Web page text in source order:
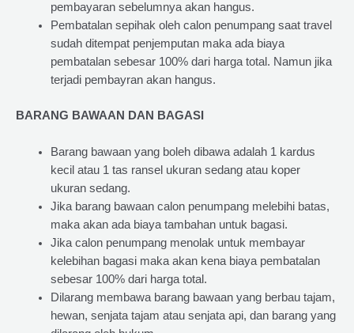
pembayaran sebelumnya akan hangus.
Pembatalan sepihak oleh calon penumpang saat travel
sudah ditempat penjemputan maka ada biaya
pembatalan sebesar 100% dari harga total. Namun jika
terjadi pembayran akan hangus.
BARANG BAWAAN DAN BAGASI
Barang bawaan yang boleh dibawa adalah 1 kardus
kecil atau 1 tas ransel ukuran sedang atau koper
ukuran sedang.
Jika barang bawaan calon penumpang melebihi batas,
maka akan ada biaya tambahan untuk bagasi.
Jika calon penumpang menolak untuk membayar
kelebihan bagasi maka akan kena biaya pembatalan
sebesar 100% dari harga total.
Dilarang membawa barang bawaan yang berbau tajam,
hewan, senjata tajam atau senjata api, dan barang yang